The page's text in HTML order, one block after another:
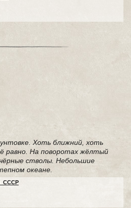
Хоть ближний, хоть
равно. На поворотах жёлтый
стволы. Небольшие
океане.